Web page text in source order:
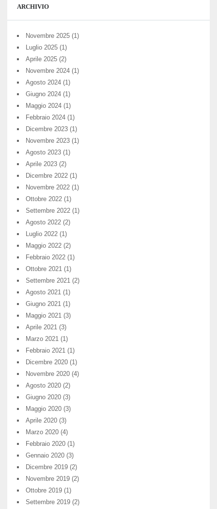
ARCHIVIO
Novembre 2025 (1)
Luglio 2025 (1)
Aprile 2025 (2)
Novembre 2024 (1)
Agosto 2024 (1)
Giugno 2024 (1)
Maggio 2024 (1)
Febbraio 2024 (1)
Dicembre 2023 (1)
Novembre 2023 (1)
Agosto 2023 (1)
Aprile 2023 (2)
Dicembre 2022 (1)
Novembre 2022 (1)
Ottobre 2022 (1)
Settembre 2022 (1)
Agosto 2022 (2)
Luglio 2022 (1)
Maggio 2022 (2)
Febbraio 2022 (1)
Ottobre 2021 (1)
Settembre 2021 (2)
Agosto 2021 (1)
Giugno 2021 (1)
Maggio 2021 (3)
Aprile 2021 (3)
Marzo 2021 (1)
Febbraio 2021 (1)
Dicembre 2020 (1)
Novembre 2020 (4)
Agosto 2020 (2)
Giugno 2020 (3)
Maggio 2020 (3)
Aprile 2020 (3)
Marzo 2020 (4)
Febbraio 2020 (1)
Gennaio 2020 (3)
Dicembre 2019 (2)
Novembre 2019 (2)
Ottobre 2019 (1)
Settembre 2019 (2)